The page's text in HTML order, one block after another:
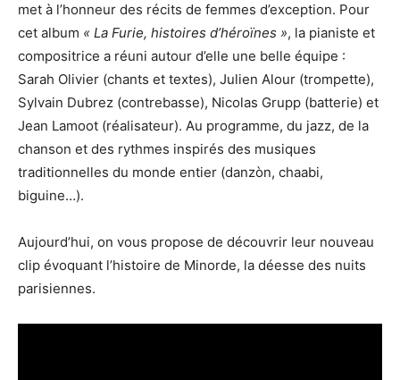
met à l’honneur des récits de femmes d’exception. Pour
cet album « La Furie, histoires d’héroïnes », la pianiste et
compositrice a réuni autour d’elle une belle équipe :
Sarah Olivier (chants et textes), Julien Alour (trompette),
Sylvain Dubrez (contrebasse), Nicolas Grupp (batterie) et
Jean Lamoot (réalisateur). Au programme, du jazz, de la
chanson et des rythmes inspirés des musiques
traditionnelles du monde entier (danzòn, chaabi,
biguine…).
Aujourd’hui, on vous propose de découvrir leur nouveau
clip évoquant l’histoire de Minorde, la déesse des nuits
parisiennes.